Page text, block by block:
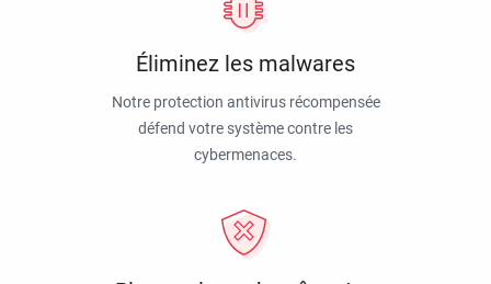
Éliminez les malwares
Notre protection antivirus récompensée
défend votre système contre les
cybermenaces.